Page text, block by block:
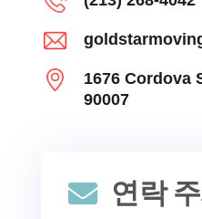
 연락
1676 Cordova
90007